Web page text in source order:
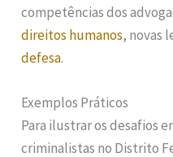
competências dos
direitos humanos, novas
defesa.
Exemplos Práticos
Para ilustrar os desafios
criminalistas no Distrito